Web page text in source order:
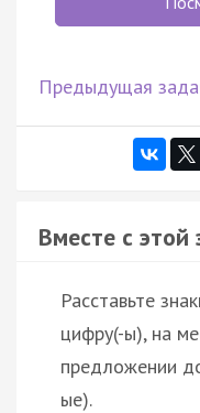
Предыдущая
Вместе с
Расставьте
цифру(-ы), на
предложении
ые).